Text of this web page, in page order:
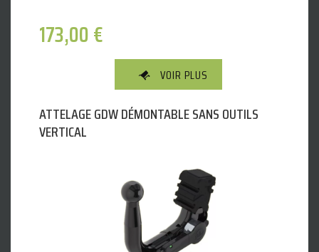
173,00€
VOIR PLUS
ATTELAGE GDW DÉMONTABLE SANS OUTILS
VERTICAL